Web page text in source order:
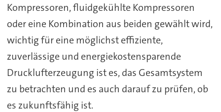
Kompressoren, fluidgekühlte Kompressoren
oder eine Kombination aus beiden gewählt wird,
wichtig für eine möglichst effiziente,
zuverlässige und energiekostensparende
Drucklufterzeugung ist es, das Gesamtsystem
zu betrachten und es auch darauf zu prüfen, ob
es zukunftsfähig ist.